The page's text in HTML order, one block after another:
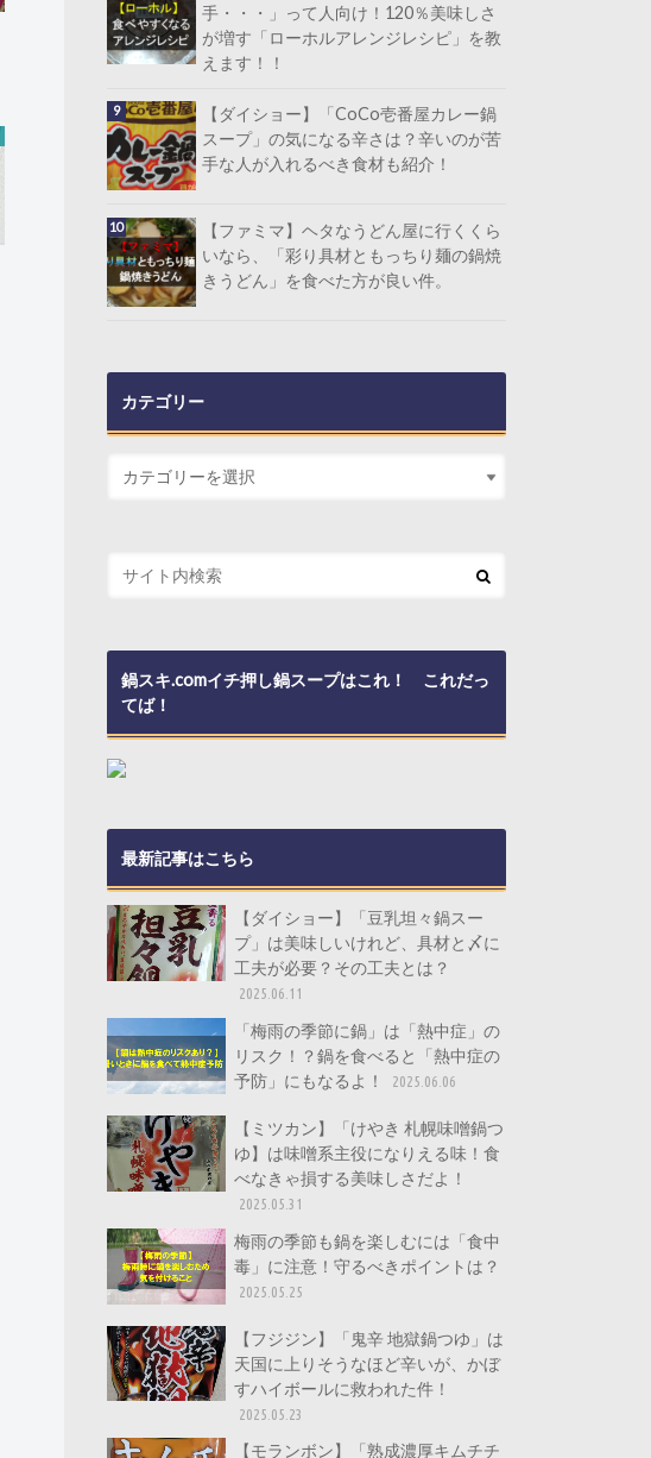
手・・・」って人向け！120％美味しさ
が増す「ローホルアレンジレシピ」を教
えます！！
【ダイショー】「CoCo壱番屋カレー鍋
スープ」の気になる辛さは？辛いのが苦
手な人が入れるべき食材も紹介！
【ファミマ】ヘタなうどん屋に行くくら
いなら、「彩り具材ともっちり麺の鍋焼
きうどん」を食べた方が良い件。
カテゴリー
鍋スキ.comイチ押し鍋スープはこれ！ これだっ
てば！
最新記事はこちら
【ダイショー】「豆乳坦々鍋スー
プ」は美味しいけれど、具材と〆に
工夫が必要？その工夫とは？
2025.06.11
「梅雨の季節に鍋」は「熱中症」の
リスク！？鍋を食べると「熱中症の
予防」にもなるよ！
2025.06.06
【ミツカン】「けやき 札幌味噌鍋つ
ゆ】は味噌系主役になりえる味！食
べなきゃ損する美味しさだよ！
2025.05.31
梅雨の季節も鍋を楽しむには「食中
毒」に注意！守るべきポイントは？
2025.05.25
【フジジン】「鬼辛 地獄鍋つゆ」は
天国に上りそうなほど辛いが、かぼ
すハイボールに救われた件！
2025.05.23
【モランボン】「熟成濃厚キムチチ